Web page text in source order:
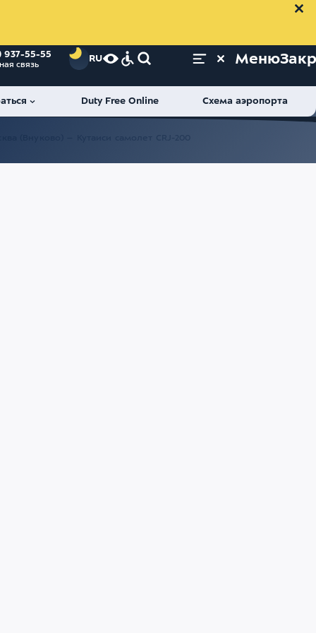
937-55-55
связь
RU Меню
Duty Free Online Схема аэропорта